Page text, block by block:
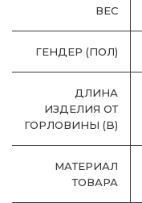
ВЕС
ГЕНДЕР (ПОЛ)
ДЛИНА
ИЗДЕЛИЯ ОТ
ГОРЛОВИНЫ (B)
МАТЕРИАЛ
ТОВАРА